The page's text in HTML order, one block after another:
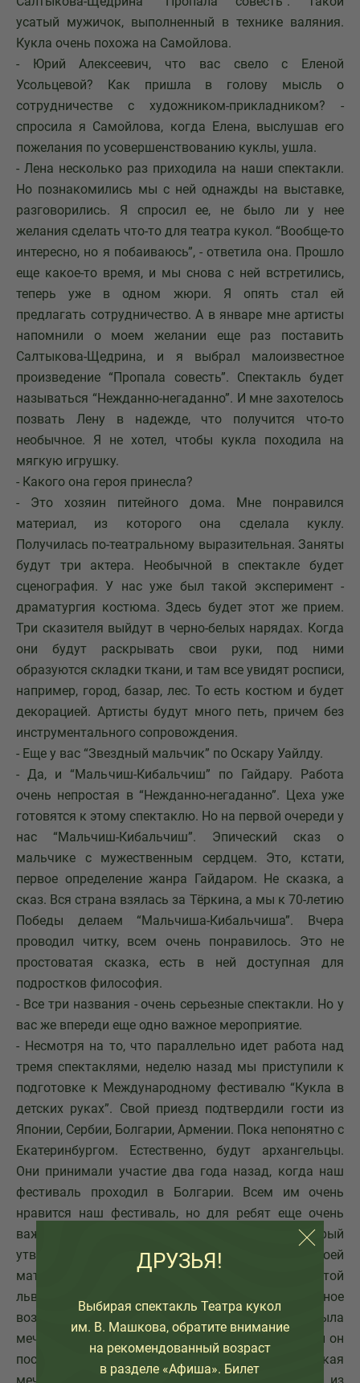
усатый мужичок, выполненный в технике валяния.
Кукла очень похожа на Самойлова.
- Юрий Алексеевич, что вас свело с Еленой
Усольцевой? Как пришла в голову мысль о
сотрудничестве с художником-прикладником? -
спросила я Самойлова, когда Елена, выслушав его
пожелания по усовершенствованию куклы, ушла.
- Лена несколько раз приходила на наши спектакли.
Но познакомились мы с ней однажды на выставке,
разговорились. Я спросил ее, не было ли у нее
желания сделать что-то для театра кукол. “Вообще-то
интересно, но я побаиваюсь”, - ответила она. Прошло
еще какое-то время, и мы снова с ней встретились,
теперь уже в одном жюри. Я опять стал ей
предлагать сотрудничество. А в январе мне артисты
напомнили о моем желании еще раз поставить
Салтыкова-Щедрина, и я выбрал малоизвестное
произведение “Пропала совесть”. Спектакль будет
называться “Нежданно-негаданно”. И мне захотелось
позвать Лену в надежде, что получится что-то
необычное. Я не хотел, чтобы кукла походила на
мягкую игрушку.
- Какого она героя принесла?
- Это хозяин питейного дома. Мне понравился
материал, из которого она сделала куклу.
Получилась по-театральному выразительная. Заняты
будут три актера. Необычной в спектакле будет
сценография. У нас уже был такой эксперимент -
драматургия костюма. Здесь будет этот же прием.
Три сказителя выйдут в черно-белых нарядах. Когда
они будут раскрывать свои руки, под ними
образуются складки ткани, и там все увидят росписи,
например, город, базар, лес. То есть костюм и будет
декорацией. Артисты будут много петь, причем без
инструментального сопровождения.
- Еще у вас “Звездный мальчик” по Оскару Уайлду.
- Да, и “Мальчиш-Кибальчиш” по Гайдару. Работа
очень непростая в “Нежданно-негаданно”. Цеха уже
готовятся к этому спектаклю. Но на первой очереди у
нас “Мальчиш-Кибальчиш”. Эпический сказ о
мальчике с мужественным сердцем. Это, кстати,
первое определение жанра Гайдаром. Не сказка, а
сказ. Вся страна взялась за Тёркина, а мы к 70-летию
Победы делаем “Мальчиша-Кибальчиша”. Вчера
проводил читку, всем очень понравилось. Это не
простоватая сказка, есть в ней доступная для
подростков философия.
- Все три названия - очень серьезные спектакли. Но у
вас же впереди еще одно важное мероприятие.
- Несмотря на то, что параллельно идет работа над
тремя спектаклями, неделю назад мы приступили к
подготовке к Международному фестивалю “Кукла в
детских руках”. Свой приезд подтвердили гости из
Японии, Сербии, Болгарии, Армении. Пока непонятно с
Екатеринбургом. Естественно, будут архангельцы.
Они принимали участие два года назад, когда наш
фестиваль проходил в Болгарии. Всем им очень
нравится наш фестиваль, но для ребят еще очень
важно увидеть Владимира Машкова, который
утвердил на этот фестиваль премию имени своей
матери Натальи Ивановны Никифоровой “Золотой
львенок”. Это - статуэтка плюс к ней денежное
вознаграждение. В студенческие годы у меня была
мечта - встретиться с Зиновием Гердтом и чтобы он
посмотрел хотя бы один наш спектакль. Ну, такая
ДРУЗЬЯ!
Выбирая спектакль Театра кукол
им. В. Машкова, обратите внимание
на рекомендованный возраст
в разделе «Афиша». Билет